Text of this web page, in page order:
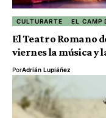
CULTURARTE EL CAMP
El Teatro Romano
viernes la música y
PorAdrián Lupiáñez